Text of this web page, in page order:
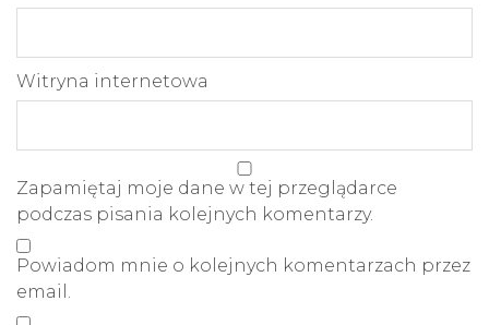
Witryna internetowa
Zapamiętaj moje dane w tej przeglądarce
podczas pisania kolejnych komentarzy.
Powiadom mnie o kolejnych komentarzach przez
email.